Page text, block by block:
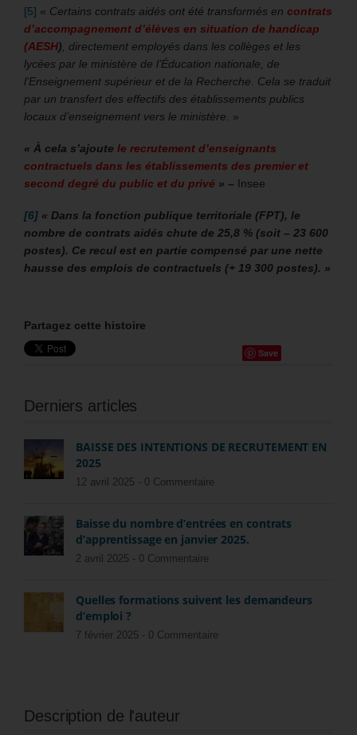
[5] « Certains contrats aidés ont été transformés en contrats
d’accompagnement d’élèves en situation de handicap
(AESH) , directement employés dans les collèges et les
lycées par le ministère de l’Éducation nationale, de
l’Enseignement supérieur et de la Recherche. Cela se traduit
par un transfert des effectifs des établissements publics
locaux d’enseignement vers le ministère.
»
« À cela s’ajoute le recrutement d’enseignants
contractuels dans les établissements des premier et
second degré du public et du privé » – Insee
[6] « Dans la fonction publique territoriale (FPT), le
nombre de contrats aidés chute de 25,8 % (soit – 23 600
postes). Ce recul est en partie compensé par une nette
hausse des emplois de contractuels (+ 19 300 postes). »
Partagez cette histoire
Save
Derniers articles
BAISSE DES INTENTIONS DE RECRUTEMENT EN
2025
12 avril 2025 - 0 Commentaire
Baisse du nombre d’entrées en contrats
d’apprentissage en janvier 2025.
2 avril 2025 - 0 Commentaire
Quelles formations suivent les demandeurs
d’emploi ?
7 février 2025 - 0 Commentaire
Description de l'auteur